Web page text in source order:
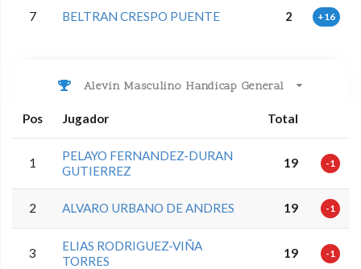
7 BELTRAN CRESPO PUENTE 2 +16
Alevin Masculino Handicap General
Pos Jugador Total
1
PELAYO FERNANDEZ-DURAN
GUTIERREZ
19 -1
2 ALVARO URBANO DE ANDRES 19 -1
3
ELIAS RODRIGUEZ-VIÑA
TORRES
19 -1